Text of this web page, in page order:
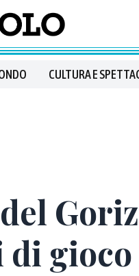
CULTURA E
di gioco